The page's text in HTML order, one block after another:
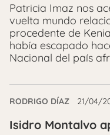
Patricia Imaz nos
vuelta mundo
procedente de
había escapado
Nacional del país
RODRIGO DÍAZ 21/04/
Isidro Montalvo